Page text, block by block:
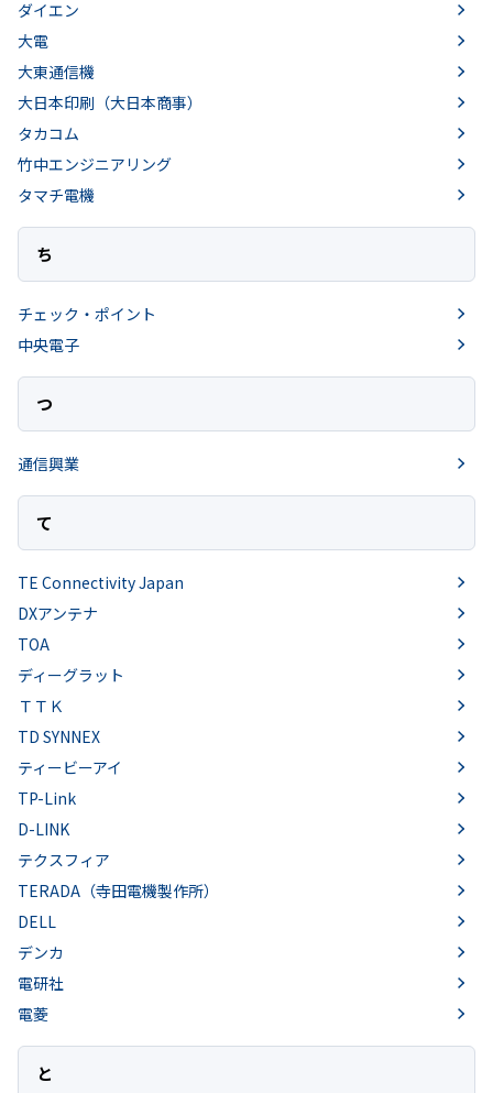
ダイエン
大電
大東通信機
大日本印刷（大日本商事）
タカコム
竹中エンジニアリング
タマチ電機
ち
チェック・ポイント
中央電子
つ
通信興業
て
TE Connectivity Japan
DXアンテナ
TOA
ディーグラット
ＴＴＫ
TD SYNNEX
ティービーアイ
TP-Link
D-LINK
テクスフィア
TERADA（寺田電機製作所）
DELL
デンカ
電研社
電菱
と